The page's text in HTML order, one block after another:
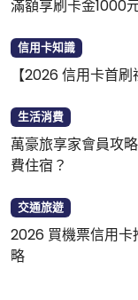
滿額享刷卡金1000
信用卡知識
【2026 信用卡首
生活消費
萬豪旅享家會員攻
費住宿？
交通旅遊
2026 買機票信用卡
略